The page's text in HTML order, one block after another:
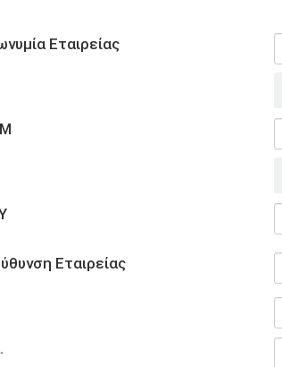
Εταιρείας
Εταιρείας